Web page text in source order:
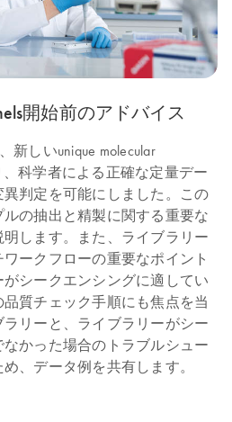
開始前のアドバイス
新しいunique molecular
科学者による正確な定量デー
判定を可能にしました。この
の抽出と精製に関する重要な
します。また、ライブラリー
ークフローの重要なポイント
シークエンシングに適してい
質チェック手順にも焦点を当
リーと、ライブラリーがシー
かった場合のトラブルシュー
、データ例を共有します。